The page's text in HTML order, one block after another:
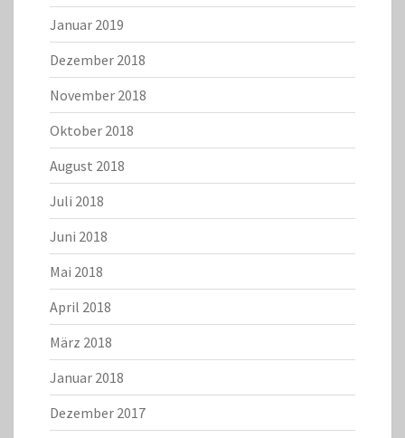
Januar 2019
Dezember 2018
November 2018
Oktober 2018
August 2018
Juli 2018
Juni 2018
Mai 2018
April 2018
März 2018
Januar 2018
Dezember 2017